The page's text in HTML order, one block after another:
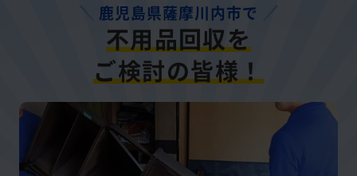
鹿児島県薩摩川内市で
不用品回収を
ご検討の皆様！